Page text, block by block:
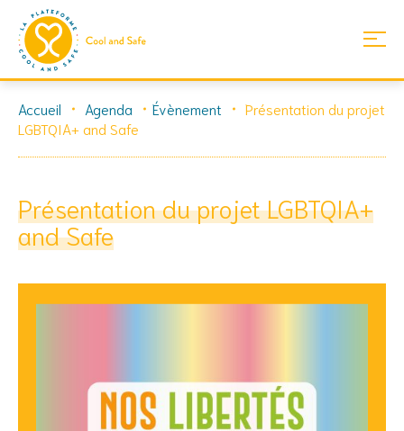
content
Accueil Agenda Évènement
Présentation du projet
LGBTQIA+ and Safe
Présentation du projet LGBTQIA+
and Safe